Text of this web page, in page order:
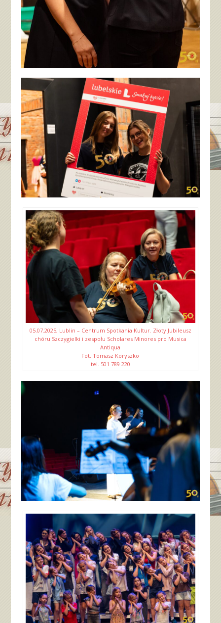
05.07.2025, Lublin – Centrum Spotkania Kultur. Złoty Jubileusz
chóru Szczygielki i zespołu Scholares Minores pro Musica
Antiqua
Fot. Tomasz Koryszko
tel. 501 789 220